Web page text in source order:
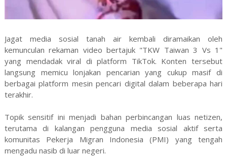
Jagat media sosial tanah air kembali diramaikan oleh
kemunculan rekaman video bertajuk "TKW Taiwan 3 Vs 1"
yang mendadak viral di platform TikTok. Konten tersebut
langsung memicu lonjakan pencarian yang cukup masif di
berbagai platform mesin pencari digital dalam beberapa hari
terakhir.
Topik sensitif ini menjadi bahan perbincangan luas netizen,
terutama di kalangan pengguna media sosial aktif serta
komunitas Pekerja Migran Indonesia (PMI) yang tengah
mengadu nasib di luar negeri.